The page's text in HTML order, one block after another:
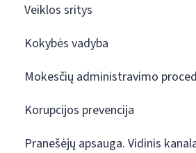
Veiklos sritys
Kokybės vadyba
Mokesčių administravimo
Korupcijos prevencija
Pranešėjų apsauga. Vidinis